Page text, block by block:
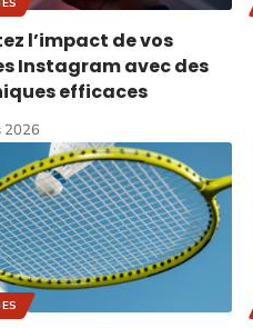
l’impact de vos
Instagram avec des
efficaces
2026